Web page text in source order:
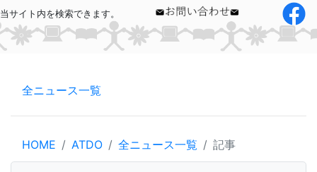
当サイト内を検索できます。
全ニュース一覧
HOME ATDO 全ニュース一覧 記事